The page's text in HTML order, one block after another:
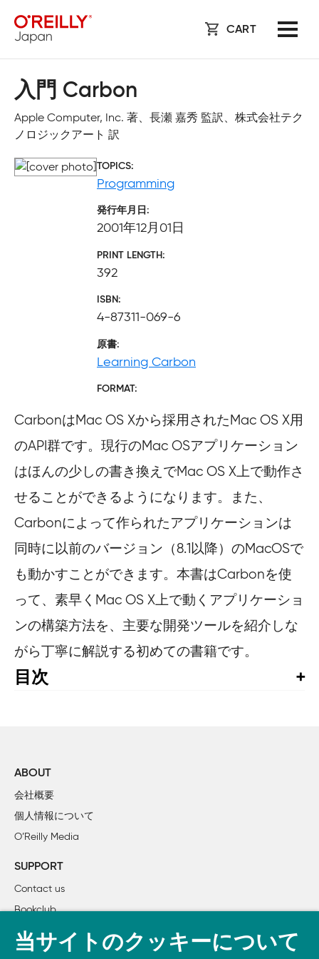
CART
入門 Carbon
Apple Computer, Inc. 著、長瀬 嘉秀 監訳、株式会社テク
ノロジックアート 訳
TOPICS
Programming
発行年月日
2001年12月01日
PRINT LENGTH
392
ISBN
4-87311-069-6
原書
Learning Carbon
FORMAT
CarbonはMac OS Xから採用されたMac OS X用
のAPI群です。現行のMac OSアプリケーション
はほんの少しの書き換えでMac OS X上で動作さ
せることができるようになります。また、
Carbonによって作られたアプリケーションは
同時に以前のバージョン（8.1以降）のMacOSで
も動かすことができます。本書はCarbonを使
って、素早くMac OS X上で動くアプリケーショ
ンの構築方法を、主要な開発ツールを紹介しな
がら丁寧に解説する初めての書籍です。
目次
        1.1　CarbonとMac OS X
        1.2　Carbonの要素
        1.4　Carbonファクトリツアー
        1.5　まとめ
        2.1　月旅行計画ウィンドウ
        2.2　メニューバー
        2.3　Aboutウィンドウ
        2.4　旅行者への情報ウィンドウ
ABOUT
会社概要
個人情報について
O’Reilly Media
SUPPORT
Contact us
Bookclub
書籍注文
当サイトのクッキーについて